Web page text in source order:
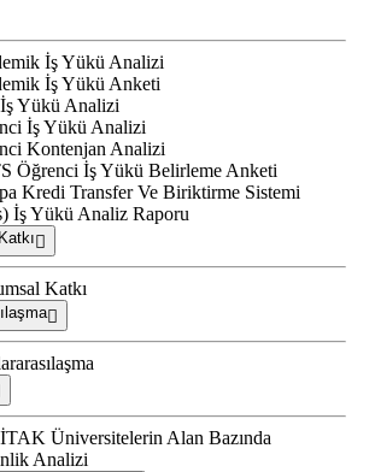
İş Yükü Analizi
İş Yükü Anketi
Yükü Analizi
İş Yükü Analizi
Kontenjan Analizi
Öğrenci İş Yükü Belirleme Anketi
Kredi Transfer Ve Biriktirme Sistemi
İş Yükü Analiz Raporu
Katkı
Üniversitelerin Alan Bazında
Analizi